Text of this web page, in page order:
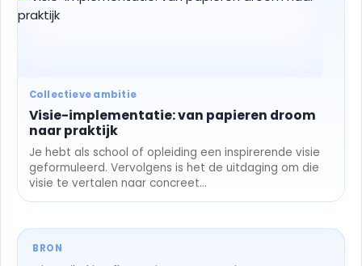
Collectieve ambitie
Visie-implementatie: van papieren droom
naar praktijk
Je hebt als school of opleiding een inspirerende visie
geformuleerd. Vervolgens is het de uitdaging om die
visie te vertalen naar concreet...
BRON